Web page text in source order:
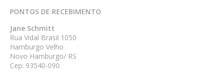
PONTOS DE RECEBIMENTO
Jane Schmitt
Rua Vidal Brasil 1050
Hamburgo Velho
Novo Hamburgo/ RS
Cep: 93540-090